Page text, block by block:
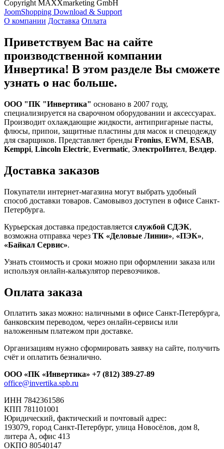
Copyright MAXXmarketing GmbH
JoomShopping Download & Support
О компании Доставка Оплата
Приветствуем Вас на сайте
производственной компании
Инвертика! В этом разделе Вы сможете
узнать о нас больше.
ООО "ПК "Инвертика" основано в 2007 году,
специализируется на сварочном оборудовании и аксессуарах.
Производит охлаждающие жидкости, антипригарные пасты,
флюсы, припои, защитные пластины для масок и спецодежду
для сварщиков. Представляет бренды Fronius, EWM, ESAB,
Kemppi, Lincoln Electric, Evermatic, ЭлектроИнтел, Велдер.
Доставка заказов
Покупатели интернет-магазина могут выбрать удобный
способ доставки товаров. Самовывоз доступен в офисе Санкт-
Петербурга.
Курьерская доставка предоставляется службой СДЭК,
возможна отправка через ТК «Деловые Линии», «ПЭК»,
«Байкал Сервис».
Узнать стоимость и сроки можно при оформлении заказа или
используя онлайн-калькулятор перевозчиков.
Оплата заказа
Оплатить заказ можно: наличными в офисе Санкт-Петербурга,
банковским переводом, через онлайн-сервисы или
наложенным платежом при доставке.
Организациям нужно сформировать заявку на сайте, получить
счёт и оплатить безналично.
ООО «ПК «Инвертика» +7 (812) 389-27-89
office@invertika.spb.ru
ИНН 7842361586
КПП 781101001
Юридический, фактический и почтовый адрес:
193079, город Санкт-Петербург, улица Новосёлов, дом 8,
литера А, офис 413
ОКПО 80540147